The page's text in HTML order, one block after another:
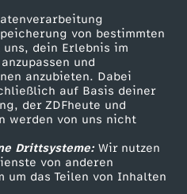
von bestimmten
dein Erlebnis im
und
anzubieten. Dabei
auf Basis deiner
der ZDFheute und
werden von uns nicht
Drittsysteme:Wir nutzen
von anderen
um das Teilen von Inhalten
Zuschauerservice
Hilfe